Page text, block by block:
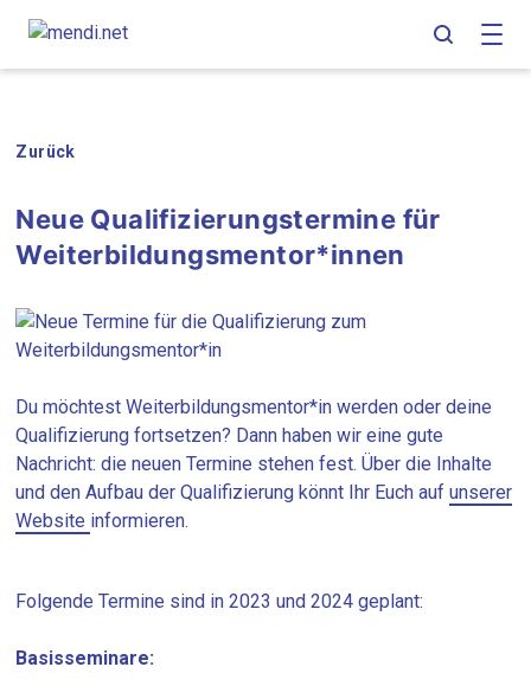
main
content
footer
Zurück
Neue Qualifizierungstermine für
Weiterbildungsmentor*innen
Du möchtest Weiterbildungsmentor*in werden oder deine
Qualifizierung fortsetzen? Dann haben wir eine gute
Nachricht: die neuen Termine stehen fest. Über die Inhalte
und den Aufbau der Qualifizierung könnt Ihr Euch aufunserer
Website informieren.
Folgende Termine sind in 2023 und 2024 geplant:
Basisseminare: